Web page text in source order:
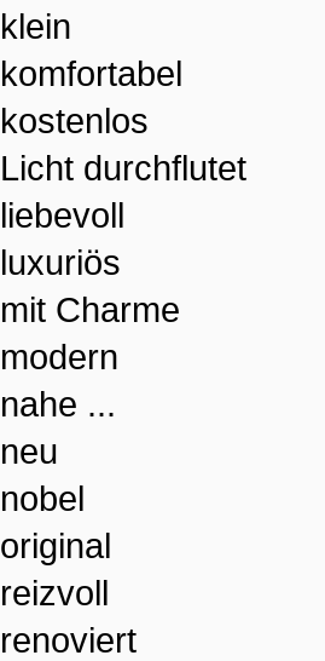
klein
komfortabel
kostenlos
Licht durchflutet
liebevoll
luxuriös
mit Charme
modern
nahe ...
neu
nobel
original
reizvoll
renoviert